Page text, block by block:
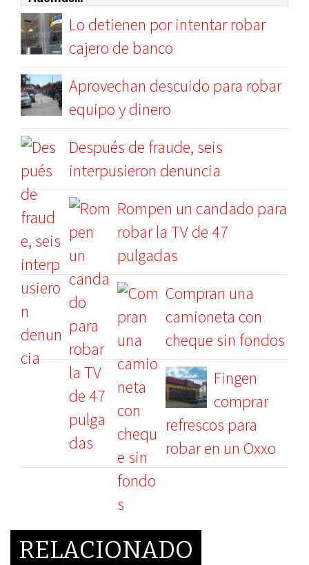
Lo detienen por intentar robar
cajero de banco
Aprovechan descuido para robar
equipo y dinero
Después de fraude, seis
interpusieron denuncia
Rompen un candado para
robar la TV de 47
pulgadas
Compran una
camioneta con
cheque sin fondos
Fingen
comprar
refrescos para
robar en un Oxxo
RELACIONADO